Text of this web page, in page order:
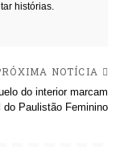
histórias.
NOTÍCIA
do interior marcam
do Paulistão Feminino